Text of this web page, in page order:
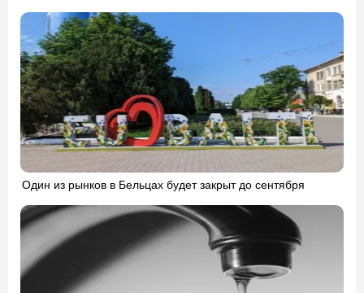
Один из рынков в Бельцах будет закрыт до сентября